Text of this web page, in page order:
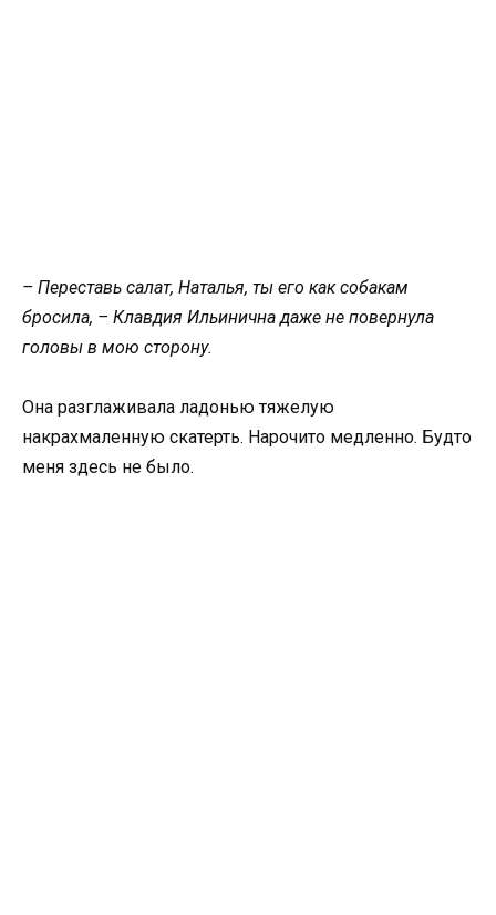
– Переставь салат, Наталья, ты его как собакам
бросила, – Клавдия Ильинична даже не повернула
головы в мою сторону.
Она разглаживала ладонью тяжелую
накрахмаленную скатерть. Нарочито медленно. Будто
меня здесь не было.